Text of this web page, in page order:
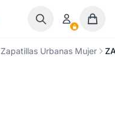
Zapatillas Urbanas Mujer